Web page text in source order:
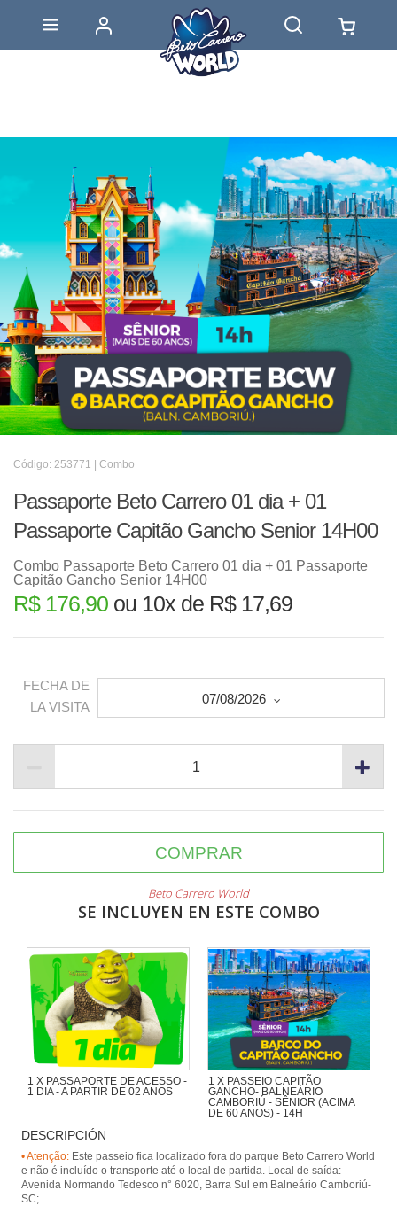
Código: 253771 | Combo
Passaporte Beto Carrero 01 dia + 01
Passaporte Capitão Gancho Senior 14H00
Combo Passaporte Beto Carrero 01 dia + 01 Passaporte
Capitão Gancho Senior 14H00
R$ 176,90 ou 10x de R$ 17,69
FECHA DE
LA VISITA
07/08/2026
COMPRAR
Beto Carrero World
SE INCLUYEN EN ESTE COMBO
1 X PASSAPORTE DE ACESSO -
1 DIA - A PARTIR DE 02 ANOS
1 X PASSEIO CAPITÃO
GANCHO- BALNEÁRIO
CAMBORIÚ - SÊNIOR (ACIMA
DE 60 ANOS) - 14H
desembarcando na Praia de
Laranjeiras, com presença animada
de piratas.
DESCRIPCIÓN
• Atenção: Este passeio fica localizado fora do parque Beto Carrero World
e não é incluído o transporte até o local de partida. Local de saída:
Avenida Normando Tedesco n° 6020, Barra Sul em Balneário Camboriú-
SC;